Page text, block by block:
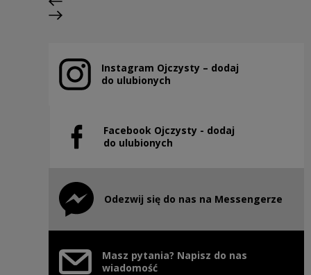
Previous slide
Next slide
Instagram Ojczysty – dodaj
do ulubionych
Note, the link will open in a new window
Facebook Ojczysty - dodaj
do ulubionych
Note, the link will open in a new window
Odezwij się do nas na Messengerze
Note, the link will open in a new window
Masz pytania? Napisz do nas
wiadomość